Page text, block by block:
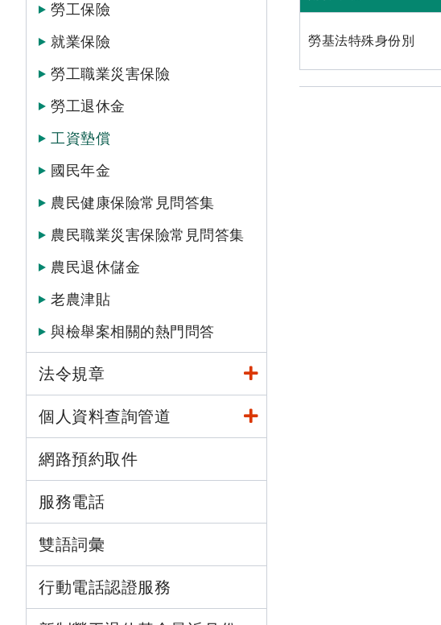
勞工保險
就業保險
勞工職業災害保險
勞工退休金
工資墊償
國民年金
農民健康保險常見問答集
農民職業災害保險常見問答集
農民退休儲金
老農津貼
與檢舉案相關的熱門問答
法令規章
個人資料查詢管道
網路預約取件
服務電話
雙語詞彙
行動電話認證服務
勞基法特殊身份別